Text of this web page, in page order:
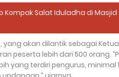
Kompak Salat Iduladha di Masjid
akan dilantik sebagai
peserta lebih dari 500 orang.
yang terdiri pengurus, minimal